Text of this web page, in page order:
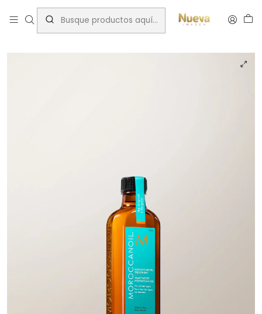
Inicio Tratamientos capilares Marcas Moroccanoil
MOROCCANOIL TRATAMIENT ORIGINAL 100ML